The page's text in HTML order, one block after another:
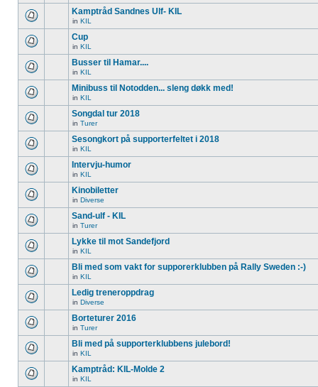
Kamptråd Sandnes Ulf- KIL
in KIL
Cup
in KIL
Busser til Hamar....
in KIL
Minibuss til Notodden... sleng døkk med!
in KIL
Songdal tur 2018
in Turer
Sesongkort på supporterfeltet i 2018
in KIL
Intervju-humor
in KIL
Kinobiletter
in Diverse
Sand-ulf - KIL
in Turer
Lykke til mot Sandefjord
in KIL
Bli med som vakt for supporerklubben på Rally Sweden :-)
in KIL
Ledig treneroppdrag
in Diverse
Borteturer 2016
in Turer
Bli med på supporterklubbens julebord!
in KIL
Kamptråd: KIL-Molde 2
in KIL